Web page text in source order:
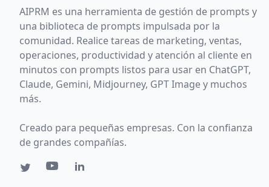
AIPRM es una herramienta de gestión de prompts y
una biblioteca de prompts impulsada por la
comunidad. Realice tareas de marketing, ventas,
operaciones, productividad y atención al cliente en
minutos con prompts listos para usar en ChatGPT,
Claude, Gemini, Midjourney, GPT Image y muchos
más.
Creado para pequeñas empresas. Con la confianza
de grandes compañías.